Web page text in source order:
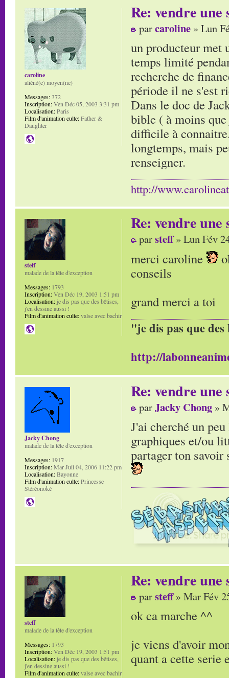
Re: vendre une
parcaroline » Lun
un producteur met
temps limité
recherche de
période il ne s'est
Dans le doc de
bible ( à moins
difficile à
longtemps, mais
renseigner.
http://
caroline
aliéné(e) moyen(ne)
Messages:372
Inscription:Ven Déc 05, 2003 3:31 pm
Localisation:Paris
Film d'animation culte:Father &
Daughter
Re: vendre une
parsteff» Lun Fév
merci caroline
conseils
grand merci a toi
"je dis pas que
http://
steff
malade de la tête d'exception
Messages: 1793
Inscription:Ven Déc 19, 2003 1:51 pm
Localisation: je dis pas que des bêtises,
j'en dessine aussi !
Film d'animation culte:valse avec bachir
Re: vendre une
parJacky Chong »
J'ai cherché un
graphiques et/ou
partager ton savoir
Jacky Chong
malade de la tête d'exception
Messages: 1917
Inscription:Mar Juil 04, 2006 11:22 pm
Localisation:Bayonne
Film d'animation culte:Princesse
Stéréonoké
Re: vendre une
parsteff» Mar Fév
ok ca marche ^^
je viens d'avoir
quant a cette serie
steff
malade de la tête d'exception
Messages: 1793
Inscription:Ven Déc 19, 2003 1:51 pm
Localisation: je dis pas que des bêtises,
j'en dessine aussi !
Film d'animation culte:valse avec bachir